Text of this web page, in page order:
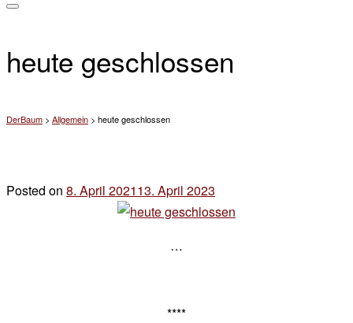
heute geschlossen
DerBaum > Allgemein > heute geschlossen
Posted on 8. April 202113. April 2023
der
…
****